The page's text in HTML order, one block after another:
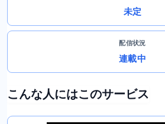
未定
配信状況
連載中
こんな人にはこのサービス